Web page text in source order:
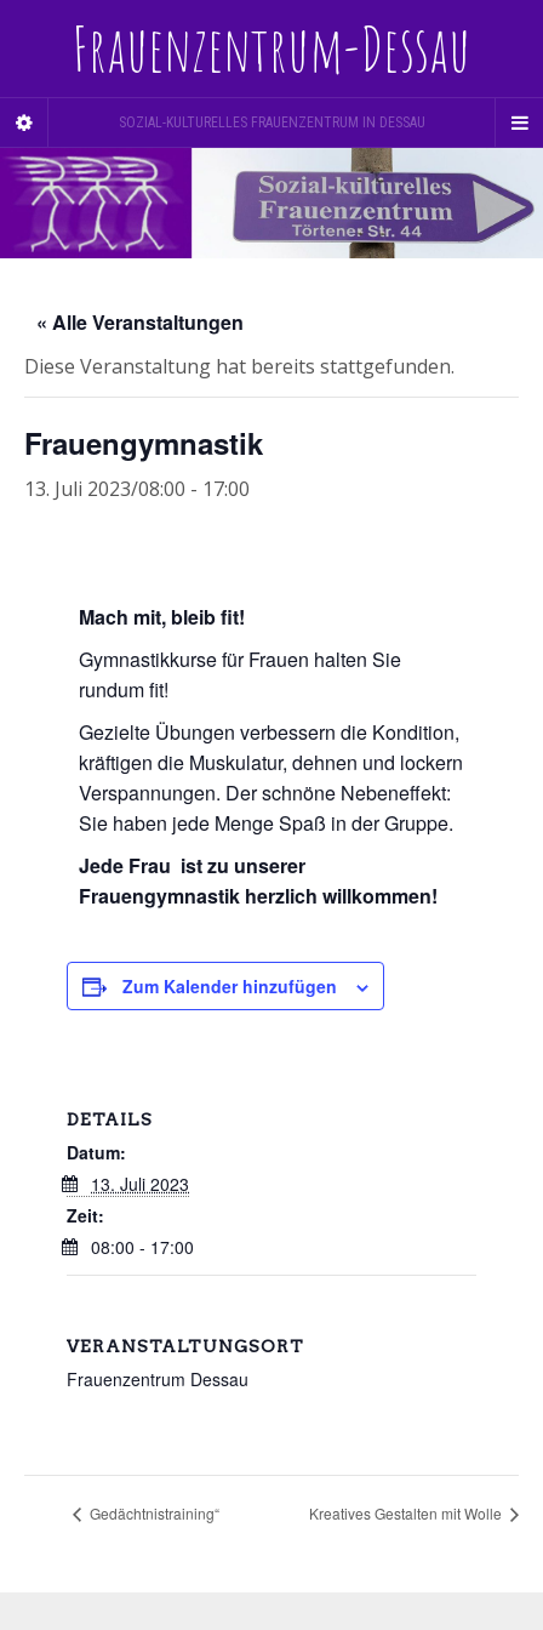
Frauenzentrum-Dessau
SOZIAL-KULTURELLES FRAUENZENTRUM IN DESSAU
« Alle Veranstaltungen
Diese Veranstaltung hat bereits stattgefunden.
Frauengymnastik
13. Juli 2023/08:00 - 17:00
Mach mit, bleib fit!
Gymnastikkurse für Frauen halten Sie
rundum fit!
Gezielte Übungen verbessern die Kondition,
kräftigen die Muskulatur, dehnen und lockern
Verspannungen. Der schnöne Nebeneffekt:
Sie haben jede Menge Spaß in der Gruppe.
Jede Frau ist zu unserer
Frauengymnastik herzlich willkommen!
Zum Kalender hinzufügen
DETAILS
Datum:
13. Juli 2023
Zeit:
08:00 - 17:00
VERANSTALTUNGSORT
Frauenzentrum Dessau
Gedächtnistraining“ Kreatives Gestalten mit Wolle